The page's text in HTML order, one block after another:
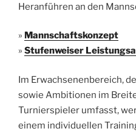
Heranführen an den
» Mann­schafts­kon­zept
» Stu­fen­wei­ser
Im Erwach­se­nen­be­reich,
sowie Ambi­tio­nen im
Tur­nier­spie­ler umfasst,
einem indi­vi­du­el­len